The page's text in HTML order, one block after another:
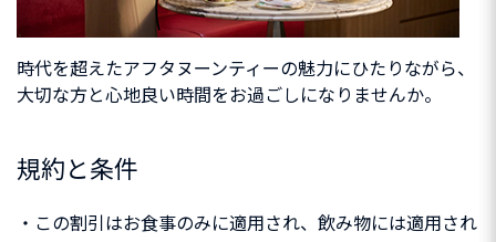
時代を超えたアフタヌーンティーの魅力にひたりながら、
大切な方と心地良い時間をお過ごしになりませんか。
規約と条件
・この割引はお食事のみに適用され、飲み物には適用され